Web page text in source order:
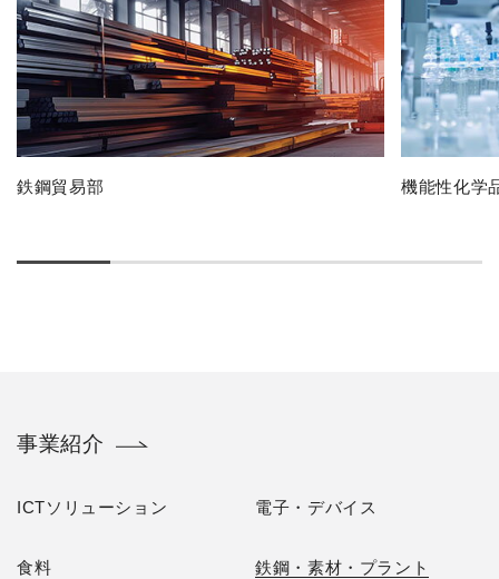
鉄鋼貿易部 機能性化学
事業紹介
ICTソリューション 電子・デバイス
食料 鉄鋼・素材・プラント